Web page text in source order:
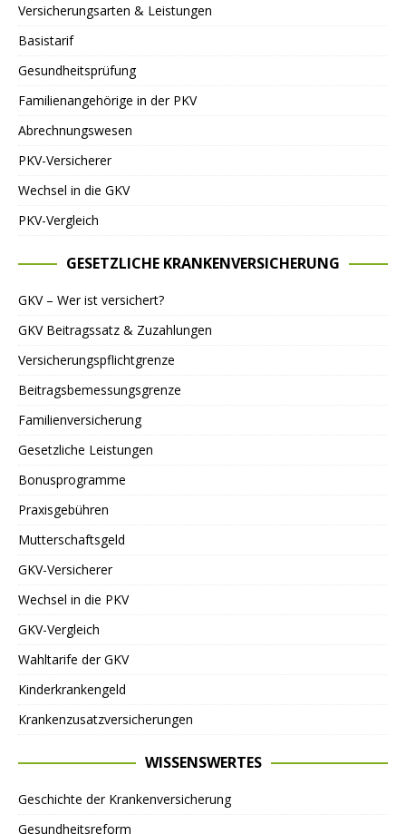
Versicherungsarten & Leistungen
Basistarif
Gesundheitsprüfung
Familienangehörige in der PKV
Abrechnungswesen
PKV-Versicherer
Wechsel in die GKV
PKV-Vergleich
GESETZLICHE KRANKENVERSICHERUNG
GKV – Wer ist versichert?
GKV Beitragssatz & Zuzahlungen
Versicherungspflichtgrenze
Beitragsbemessungsgrenze
Familienversicherung
Gesetzliche Leistungen
Bonusprogramme
Praxisgebühren
Mutterschaftsgeld
GKV-Versicherer
Wechsel in die PKV
GKV-Vergleich
Wahltarife der GKV
Kinderkrankengeld
Krankenzusatzversicherungen
WISSENSWERTES
Geschichte der Krankenversicherung
Gesundheitsreform